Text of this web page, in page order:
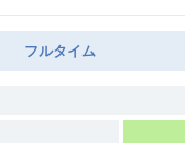
フルタイム